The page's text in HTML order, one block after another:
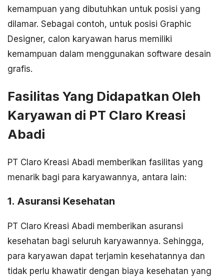
kemampuan yang dibutuhkan untuk posisi yang
dilamar. Sebagai contoh, untuk posisi Graphic
Designer, calon karyawan harus memiliki
kemampuan dalam menggunakan software desain
grafis.
Fasilitas Yang Didapatkan Oleh
Karyawan di PT Claro Kreasi
Abadi
PT Claro Kreasi Abadi memberikan fasilitas yang
menarik bagi para karyawannya, antara lain:
1. Asuransi Kesehatan
PT Claro Kreasi Abadi memberikan asuransi
kesehatan bagi seluruh karyawannya. Sehingga,
para karyawan dapat terjamin kesehatannya dan
tidak perlu khawatir dengan biaya kesehatan yang